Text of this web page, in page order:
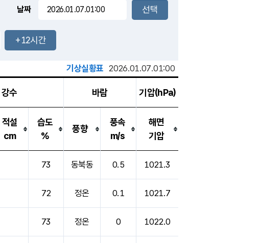
-mm
장호원
날짜
+12시간
기상실황표 2026.01.07.01:00
강수 바람 기압(hPa)
적설
cm
습도
%
풍향
풍속
m/s
해면
기압
73 동북동 0.5 1021.3
72 정온 0.1 1021.7
73 정온 0 1022.0